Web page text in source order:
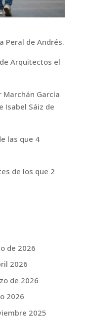
Peral de Andrés.
Arquitectos el
Marchán García
Isabel Sáiz de
las que 4
de los que 2
de 2026
2026
de 2026
2026
2025